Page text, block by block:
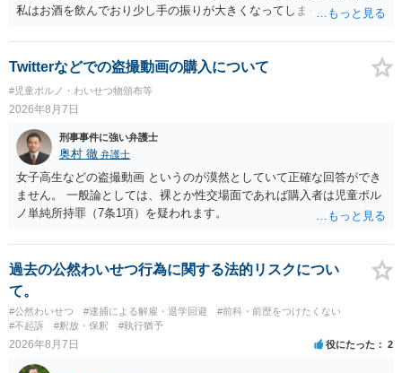
私はお酒を飲んでおり少し手の振りが大きくなってしまっていたこと
いた場合、故意だと判定されやすいのでしょうか？ お伺いする限り、
故意があると判断されることは無いかと思います。 ②逮捕、呼び出し
捕、呼び出しされる可能性はどれほどでしょうか？ 誤って当たってし
まっただけであり、さらにその場で女性等のアクションが無かったこ
とからすると、この後に呼び出される可能性は極めて低いと思いま
す。 ③逮捕呼び出しまでの期間 大体どれほどの期間逮捕呼び出しの可
能性があると考えれば良いのでしょうか？ 逮捕や呼び出しの可能性は
極めて低いと思います。 連絡が来ることはないでしょう。
Twitterなどでの盗撮動画の購入について
#児童ポルノ・わいせつ物頒布等
2026年8月7日
刑事事件に強い弁護士
奥村 徹 弁護士
女子高生などの盗撮動画 というのが漠然としていて正確な回答ができ
ません。 一般論としては、裸とか性交場面であれば購入者は児童ポル
ノ単純所持罪（7条1項）を疑われます。
過去の公然わいせつ行為に関する法的リスクについ
て。
#公然わいせつ #逮捕による解雇・退学回避
#前科・前歴をつけたくない
#不起訴
#釈放・保釈 #執行猶予
2026年8月7日 役にたった 2